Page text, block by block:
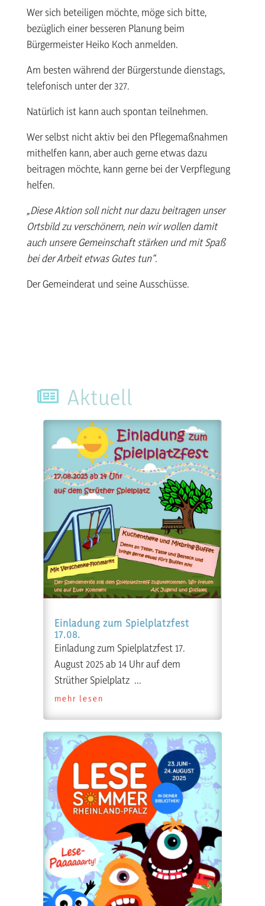
Wer sich beteiligen möchte, möge sich bitte,
bezüglich einer besseren Planung beim
Bürgermeister Heiko Koch anmelden.
Am besten während der Bürgerstunde dienstags,
telefonisch unter der 327.
Natürlich ist kann auch spontan teilnehmen.
Wer selbst nicht aktiv bei den Pflegemaßnahmen
mithelfen kann, aber auch gerne etwas dazu
beitragen möchte, kann gerne bei der Verpflegung
helfen.
„Diese Aktion soll nicht nur dazu beitragen unser
Ortsbild zu verschönern, nein wir wollen damit
auch unsere Gemeinschaft stärken und mit Spaß
bei der Arbeit etwas Gutes tun“.
Der Gemeinderat und seine Ausschüsse.
 Aktuell
Einladung zum Spielplatzfest
17.08.
Einladung zum Spielplatzfest 17.
August 2025 ab 14 Uhr auf dem
Strüther Spielplatz ...
mehr lesen